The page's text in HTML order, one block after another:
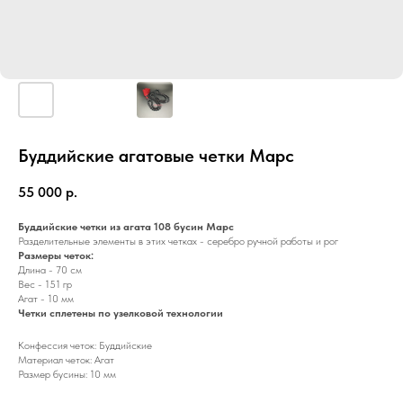
Буддийские агатовые четки Марс
55 000 р.
Буддийские четки из агата 108 бусин Марс
Разделительные элементы в этих четках - серебро ручной работы и рог
Размеры четок:
Длина - 70 см
Вес - 151 гр
Агат - 10 мм
Четки сплетены по узелковой технологии
Конфессия четок: Буддийские
Материал четок: Агат
Размер бусины: 10 мм